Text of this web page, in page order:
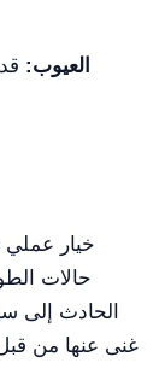
العيوب:
حالات
الحادث إلى
غنى عنها من